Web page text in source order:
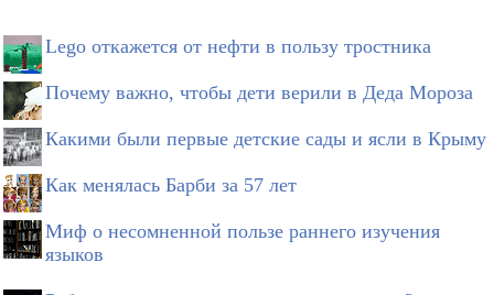
Lego откажется от нефти в пользу тростника
Почему важно, чтобы дети верили в Деда Мороза
Какими были первые детские сады и ясли в Крыму
Как менялась Барби за 57 лет
Миф о несомненной пользе раннего изучения
языков